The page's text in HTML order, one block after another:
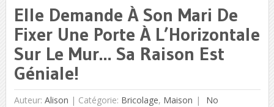
Elle Demande À Son Mari De
Fixer Une Porte À L’Horizontale
Sur Le Mur… Sa Raison Est
Géniale!
Auteur: Alison | Catégorie: Bricolage, Maison
No